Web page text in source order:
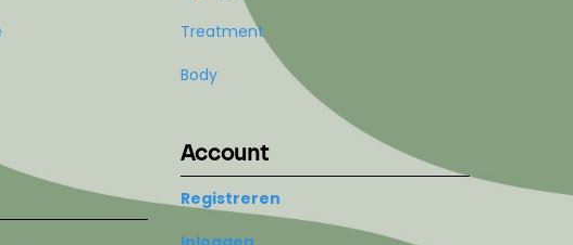
Treatment
Body
Account
Registreren